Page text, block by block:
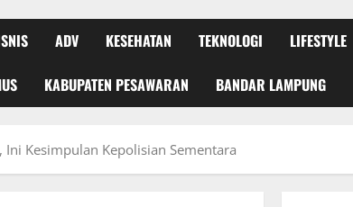
ADV KESEHATAN TEKNOLOGI LIFESTYLE
KABUPATEN PESAWARAN BANDAR LAMPUNG
Kesimpulan Kepolisian Sementara